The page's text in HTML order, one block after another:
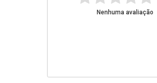
Nenhuma avaliação